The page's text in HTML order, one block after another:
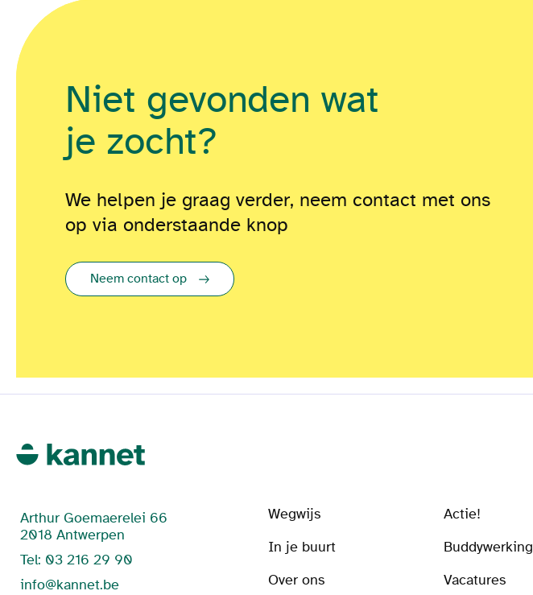
Niet gevonden wat
je zocht?
We helpen je graag verder, neem contact met ons
op via onderstaande knop
Neem contact op
Arthur Goemaerelei 66
2018 Antwerpen
Tel: 03 216 29 90
info@kannet.be
Wegwijs Actie!
In je buurt
Buddywerking
Over ons
Vacatures